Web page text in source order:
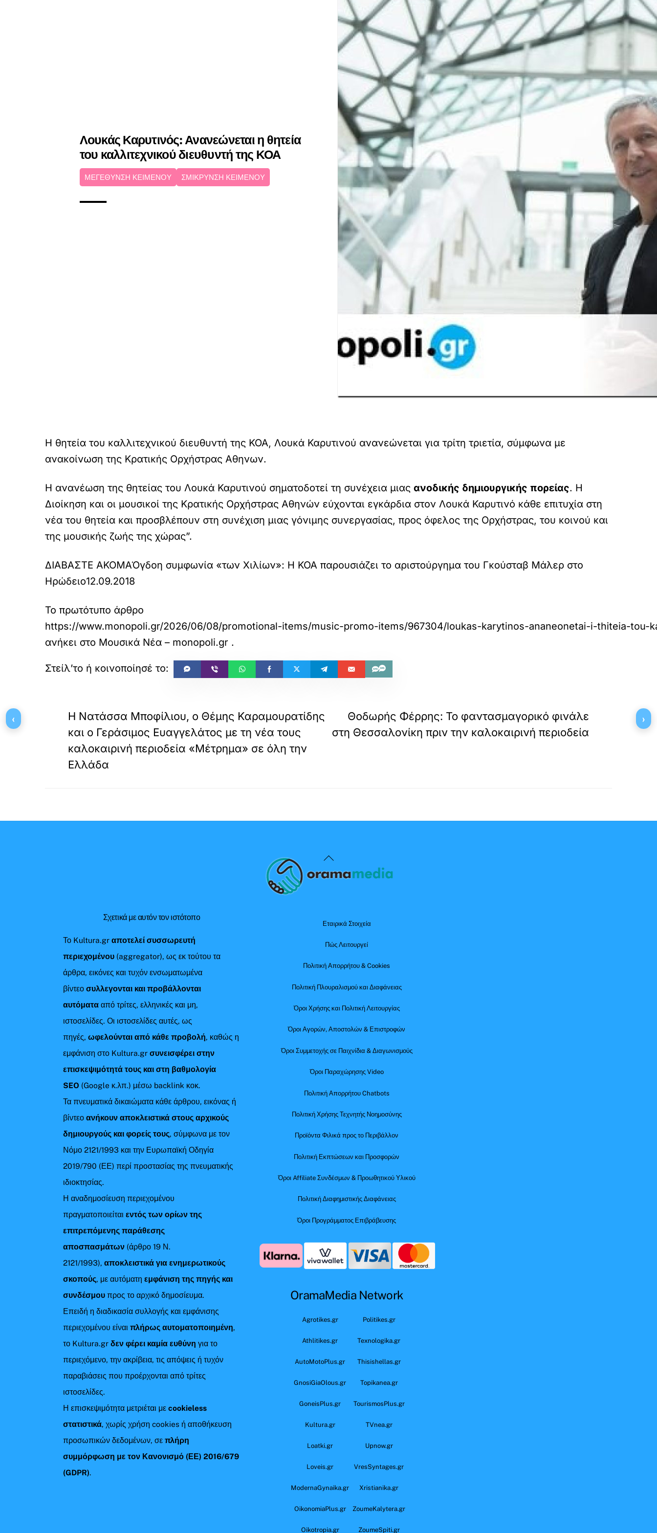
Λουκάς Καρυτινός: Ανανεώνεται η θητεία
του καλλιτεχνικού διευθυντή της ΚΟΑ
ΜΕΓΕΘΥΝΣΗ ΚΕΙΜΕΝΟΥ ΣΜΙΚΡΥΝΣΗ ΚΕΙΜΕΝΟΥ
Η θητεία του καλλιτεχνικού διευθυντή της ΚΟΑ, Λουκά Καρυτινού ανανεώνεται για τρίτη τριετία, σύμφωνα με
ανακοίνωση της Κρατικής Ορχήστρας Αθηνων.
Η ανανέωση της θητείας του Λουκά Καρυτινού σηματοδοτεί τη συνέχεια μιας ανοδικής δημιουργικής πορείας. Η
Διοίκηση και οι μουσικοί της Κρατικής Ορχήστρας Αθηνών εύχονται εγκάρδια στον Λουκά Καρυτινό κάθε επιτυχία στη
νέα του θητεία και προσβλέπουν στη συνέχιση μιας γόνιμης συνεργασίας, προς όφελος της Ορχήστρας, του κοινού και
της μουσικής ζωής της χώρας”.
ΔΙΑΒΑΣΤΕ ΑΚΟΜΑΌγδοη συμφωνία «των Χιλίων»: Η ΚΟΑ παρουσιάζει το αριστούργημα του Γκούσταβ Μάλερ στο
Ηρώδειο12.09.2018
Το πρωτότυπο άρθρο
https://www.monopoli.gr/2026/06/08/promotional-items/music-promo-items/967304/loukas-karytinos-ananeonetai-i-thiteia-tou-
ανήκει στο Μουσικά Νέα – monopoli.gr .
Η Νατάσσα Μποφίλιου, ο Θέμης Καραμουρατίδης
και ο Γεράσιμος Ευαγγελάτος με τη νέα τους
καλοκαιρινή περιοδεία «Μέτρημα» σε όλη την
Ελλάδα
Θοδωρής Φέρρης: Το φαντασμαγορικό φινάλε
στη Θεσσαλονίκη πριν την καλοκαιρινή περιοδεία
Back
To
Σχετικά με αυτόν τον ιστότοπο
Το Kultura.grαποτελεί συσσωρευτή
περιεχομένου (aggregator), ως εκ τούτου τα
άρθρα, εικόνες και τυχόν ενσωματωμένα
βίντεοσυλλεγονται και προβάλλονται
αυτόματααπό τρίτες, ελληνικές και μη,
ιστοσελίδες. Οι ιστοσελίδες αυτές, ως
πηγές,ωφελούνται από κάθε προβολή, καθώς η
εμφάνιση στο Kultura.gr συνεισφέρει στην
επισκεψιμότητά τους και στη βαθμολογία
SEO (Google κ.λπ.) μέσω backlink κοκ.
Τα πνευματικά δικαιώματα κάθε άρθρου, εικόνας ή
βίντεοανήκουν αποκλειστικά στους αρχικούς
δημιουργούς και φορείς τους, σύμφωνα με τον
Νόμο 2121/1993 και την Ευρωπαϊκή Οδηγία
2019/790 (ΕΕ) περί προστασίας της πνευματικής
ιδιοκτησίας.
Η αναδημοσίευση περιεχομένου
πραγματοποιείταιεντός των ορίων της
επιτρεπόμενης παράθεσης
αποσπασμάτων (άρθρο 19 Ν.
2121/1993), αποκλειστικά για ενημερωτικούς
σκοπούς, με αυτόματηεμφάνιση της πηγής και
συνδέσμου προς το αρχικό δημοσίευμα.
Επειδή η διαδικασία συλλογής και εμφάνισης
περιεχομένου είναιπλήρως αυτοματοποιημένη,
το Kultura.grδεν φέρει καμία ευθύνη για το
περιεχόμενο, την ακρίβεια, τις απόψεις ή τυχόν
παραβιάσεις που προέρχονται από τρίτες
ιστοσελίδες.
Η επισκεψιμότητα μετριέται μεcookieless
στατιστικά, χωρίς χρήση cookies ή αποθήκευση
προσωπικών δεδομένων, σεπλήρη
συμμόρφωση με τον Κανονισμό (ΕΕ) 2016/679
(GDPR).
Εταιρικά Στοιχεία
Πώς Λειτουργεί
Πολιτική Απορρήτου & Cookies
Πολιτική Πλουραλισμού και Διαφάνειας
Όροι Χρήσης και Πολιτική Λειτουργίας
Όροι Αγορών, Αποστολών & Επιστροφών
Όροι Συμμετοχής σε Παιχνίδια & Διαγωνισμούς
Όροι Παραχώρησης Video
Πολιτική Απορρήτου Chatbots
Πολιτική Χρήσης Τεχνητής Νοημοσύνης
Προϊόντα Φιλικά προς το Περιβάλλον
Πολιτική Εκπτώσεων και Προσφορών
Όροι Affiliate Συνδέσμων & Προωθητικού Υλικού
Πολιτική Διαφημιστικής Διαφάνειας
Όροι Προγράμματος Επιβράβευσης
OramaMedia Network
Agrotikes.gr Politikes.gr
Athlitikes.gr Texnologika.gr
AutoMotoPlus.gr Thisishellas.gr
GnosiGiaOlous.gr Topikanea.gr
GoneisPlus.gr TourismosPlus.gr
Kultura.gr TVnea.gr
Loatki.gr Upnow.gr
Loveis.gr VresSyntages.gr
ModernaGynaika.gr Xristianika.gr
OikonomiaPlus.gr ZoumeKalytera.gr
Oikotropia.gr ZoumeSpiti.gr
‹ ›